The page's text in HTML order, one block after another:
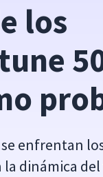
los
enfrentan
dinámica